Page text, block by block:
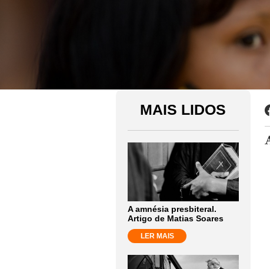
MAIS LIDOS
A amnésia presbiteral.
Artigo de Matias Soares
LER MAIS